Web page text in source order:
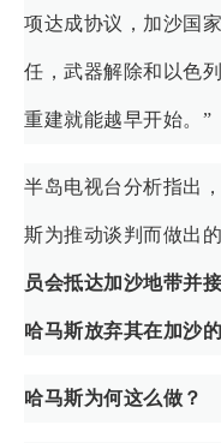
项达成协议，加沙国
任，武器解除和以色
重建就能越早开始。”
半岛电视台分析指出
斯为推动谈判而做出的
员会抵达加沙地带并
哈马斯放弃其在加沙
哈马斯为何这么做？